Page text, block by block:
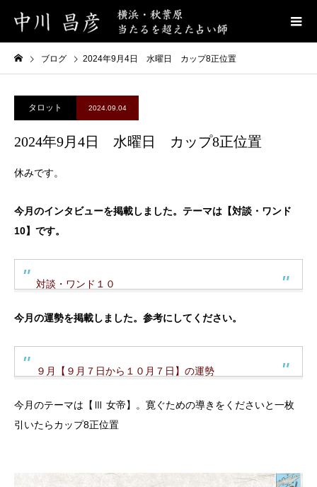
ブログ 2024年9月4日 水曜日 カップ8正位置
タロット 2024.09.04
2024年9月4日 水曜日 カップ8正位置
休みです。
今月のインタビューを掲載しました。テーマは【対談・ワンド
10】です。
対談・ワンド１０
今月の運勢を掲載しました。参考にしてください。
９月【９月７日から１０月７日】の運勢
今月のテーマは【Ⅲ 女帝】。寛ぐための導きをくださいと一枚
引いたらカップ8正位置